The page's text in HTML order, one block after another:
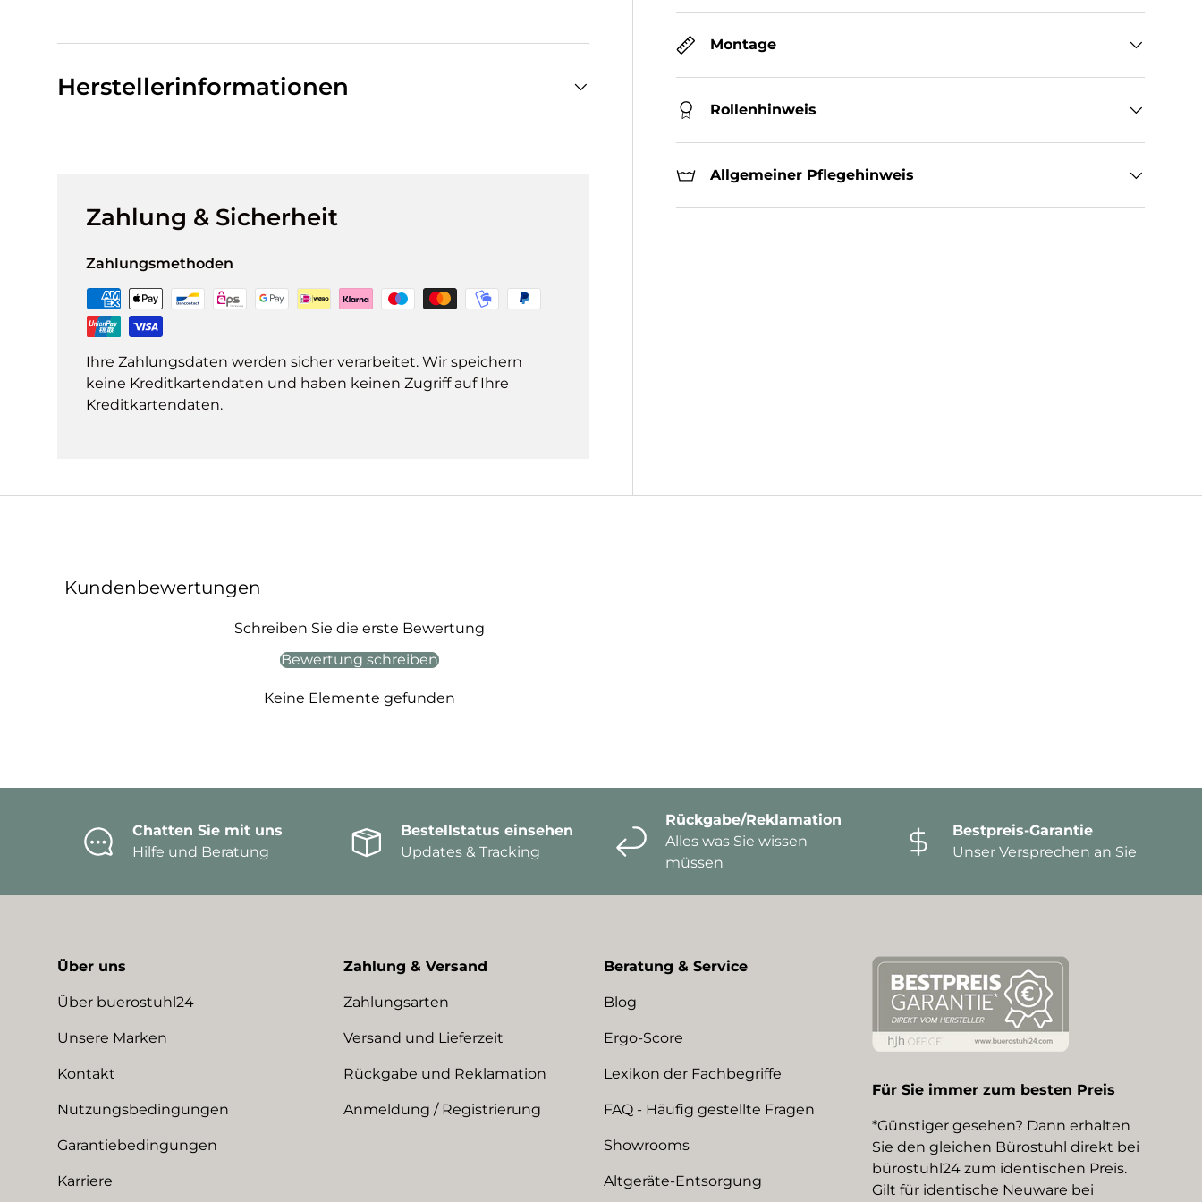
Montage
Rollenhinweis
Allgemeiner Pflegehinweis
Herstellerinformationen
Zahlung & Sicherheit
Zahlungsmethoden
Ihre Zahlungsdaten werden sicher verarbeitet. Wir speichern
keine Kreditkartendaten und haben keinen Zugriff auf Ihre
Kreditkartendaten.
Kundenbewertungen
Schreiben Sie die erste Bewertung
Bewertung schreiben
Keine Elemente gefunden
Chatten Sie mit uns
Hilfe und Beratung
Bestellstatus einsehen
Updates & Tracking
Rückgabe/Reklamation
Alles was Sie wissen
müssen
Bestpreis-Garantie
Unser Versprechen an Sie
Über uns
Über buerostuhl24
Unsere Marken
Kontakt
Nutzungsbedingungen
Garantiebedingungen
Karriere
Zahlung & Versand
Zahlungsarten
Versand und Lieferzeit
Rückgabe und Reklamation
Anmeldung / Registrierung
Beratung & Service
Blog
Ergo-Score
Lexikon der Fachbegriffe
FAQ - Häufig gestellte Fragen
Showrooms
Altgeräte-Entsorgung
Für Sie immer zum besten Preis
*Günstiger gesehen? Dann erhalten
Sie den gleichen Bürostuhl direkt bei
bürostuhl24 zum identischen Preis.
Gilt für identische Neuware bei